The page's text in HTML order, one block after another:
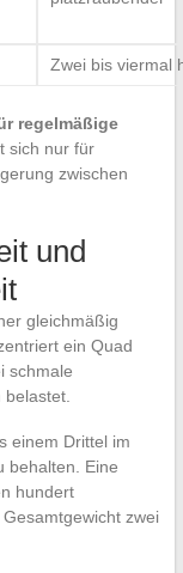
Zwei bis viermal
regelmäßige
sich nur für
zwischen
und
gleichmäßig
ein Quad
schmale
belastet.
einem Drittel im
behalten. Eine
hundert
zwei